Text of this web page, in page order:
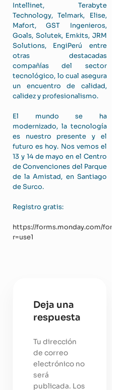
Intellinet, Terabyte
Technology, Telmark, Elise,
Mafort, GST Ingenieros,
Goals, Solutek, Emkits, JRM
Solutions, EngiPerú entre
otras destacadas
compañías del sector
tecnológico, lo cual asegura
un encuentro de calidad,
calidez y profesionalismo.
El mundo se ha
modernizado, la tecnología
es nuestro presente y el
futuro es hoy. Nos vemos el
13 y 14 de mayo en el Centro
de Convenciones del Parque
de la Amistad, en Santiago
de Surco.
Registro gratis:
https://forms.monday.com/forms/
r=use1
Deja una
respuesta
Tu dirección
de correo
electrónico no
será
publicada. Los